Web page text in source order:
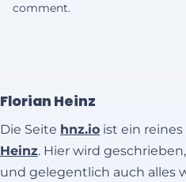
comment.
Florian Heinz
Die Seite hnz.io ist ein
Heinz. Hier wird
und gelegentlich auch alles